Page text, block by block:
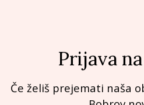
Prijava
Če želiš prejemati naša